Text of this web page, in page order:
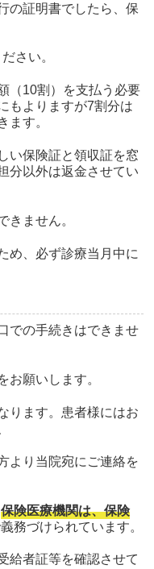
の証明書でしたら、保
さい。
（10割）を支払う必要
もよりますが7割分は
ます。
い保険証と領収証を窓
分以外は返金させてい
きません。
め、必ず診療当月中に
での手続きはできませ
お願いします。
ります。患者様にはお
より当院宛にご連絡を
保険医療機関は、保険
務づけられています。
給者証等を確認させて